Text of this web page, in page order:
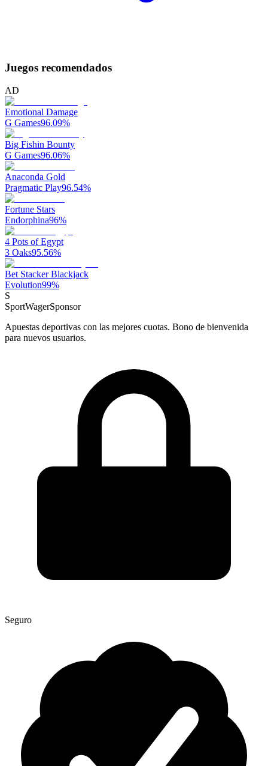
Juegos recomendados
AD
Emotional Damage
G Games96.09%
Big Fishin Bounty
G Games96.06%
Anaconda Gold
Pragmatic Play96.54%
Fortune Stars
Endorphina96%
4 Pots of Egypt
3 Oaks95.56%
Bet Stacker Blackjack
Evolution99%
S
SportWagerSponsor
Apuestas deportivas con las mejores cuotas. Bono de bienvenida
para nuevos usuarios.
Seguro